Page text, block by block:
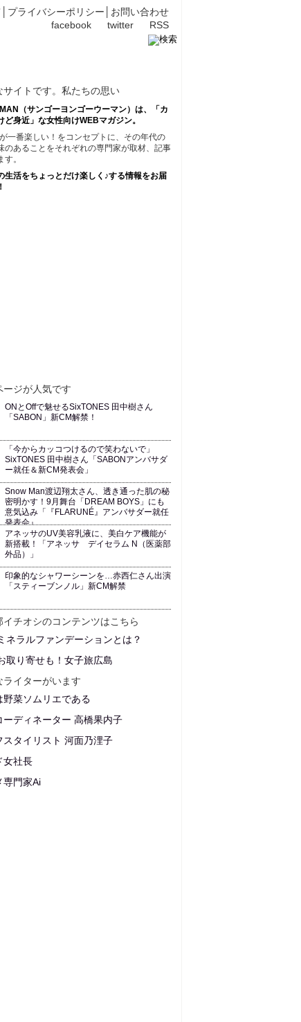
プライバシーポリシー
お問い合わせ
facebook
twitter RSS
（サンゴーヨンゴーウーマン）は、「カ
ど身近」な女性向けWEBマガジン。
一番楽しい！をコンセプトに、その年代の
のあることをそれぞれの専門家が取材、記事
。
生活をちょっとだけ楽しく♪する情報をお届
ONとOffで魅せるSixTONES 田中樹さん
「SABON」新CM解禁！
「今からカッコつけるので笑わないで」
SixTONES 田中樹さん「SABONアンバサダ
ー就任＆新CM発表会」
Snow Man渡辺翔太さん、透き通った肌の秘
密明かす！9月舞台「DREAM BOYS」にも
意気込み「『FLARUNÉ』アンバサダー就任
発表会』
アネッサのUV美容乳液に、美白ケア機能が
新搭載！「アネッサ デイセラム N（医薬部
外品）」
印象的なシャワーシーンを…赤西仁さん出演
「スティーブンノル」新CM解禁